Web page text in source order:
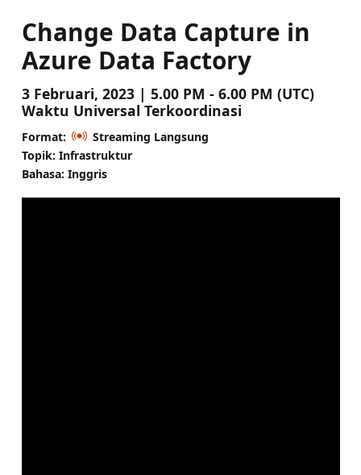
Change Data Capture in
Azure Data Factory
3 Februari, 2023 | 5.00 PM - 6.00 PM (UTC)
Waktu Universal Terkoordinasi
Format:
Streaming Langsung
Topik: Infrastruktur
Bahasa: Inggris